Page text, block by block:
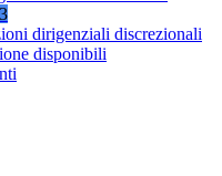
3
dirigenziali discrezionali
disponibili